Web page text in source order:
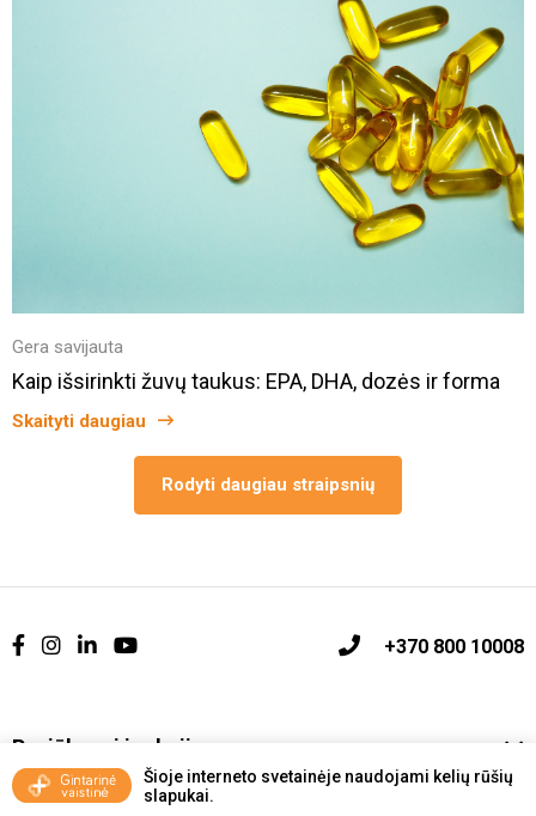
Šioje interneto svetainėje naudojami kelių rūšių
slapukai.
Gera savijauta
Kaip išsirinkti žuvų taukus: EPA, DHA, dozės ir forma
Skaityti daugiau
Rodyti daugiau straipsnių
+370 800 10008
Pasiūlymai ir akcijos
Vakcinavimo tvarka ir taisyklės